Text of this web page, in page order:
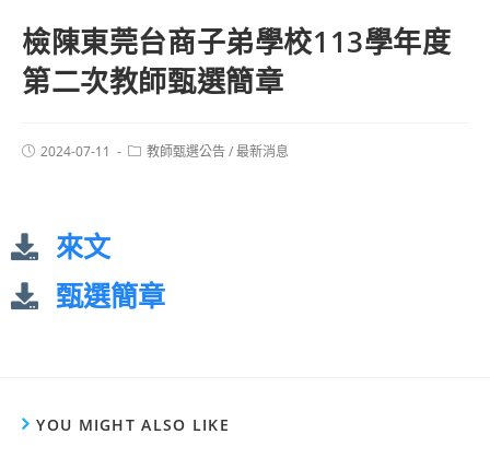
檢陳東莞台商子弟學校113學年度
第二次教師甄選簡章
2024-07-11 教師甄選公告/最新消息
來文
甄選簡章
YOU MIGHT ALSO LIKE